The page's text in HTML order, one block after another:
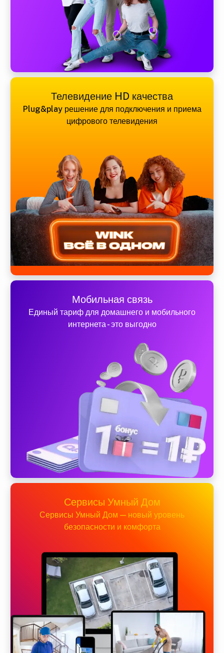
Телевидение HD качества
Plug&play решение для подключения и приема
цифрового телевидения
Мобильная связь
Единый тариф для домашнего и мобильного
интернета - это выгодно
Сервисы Умный Дом
Сервисы Умный Дом — новый уровень
безопасности и комфорта